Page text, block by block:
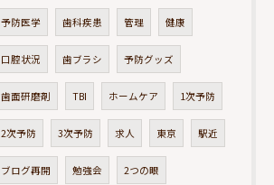
予防医学 歯科疾患 管理 健康
口腔状況 歯ブラシ 予防グッズ
歯面研磨剤 TBI ホームケア 1次予防
2次予防 3次予防 求人 東京 駅近
ブログ再開 勉強会 2つの眼